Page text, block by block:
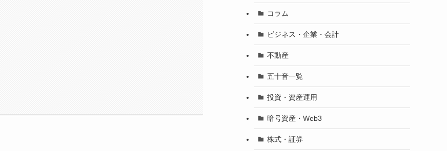
コラム
ビジネス・企業・会計
不動産
五十音一覧
投資・資産運用
暗号資産・Web3
株式・証券